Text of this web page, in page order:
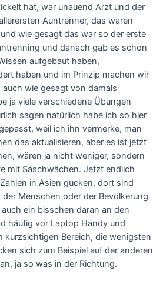
hat, war unauend Arzt und der
Auntrenner, das waren
wie gesagt das war so der erste
und danach gab es schon
aufgebaut haben,
haben und im Prinzip machen wir
wie gesagt von damals
ja viele verschiedene Übungen
sagen natürlich habe ich so hier
weil ich ihn vermerke, man
das aktualisieren, aber es ist jetzt
wären ja nicht weniger, sondern
mit Säschwächen. Jetzt endlich
in Asien gucken, dort sind
Menschen oder der Bevölkerung
ein bisschen daran an den
häufig vor Laptop Handy und
kurzsichtigen Bereich, die wenigsten
sich zum Beispiel auf der anderen
ja so was in der Richtung.